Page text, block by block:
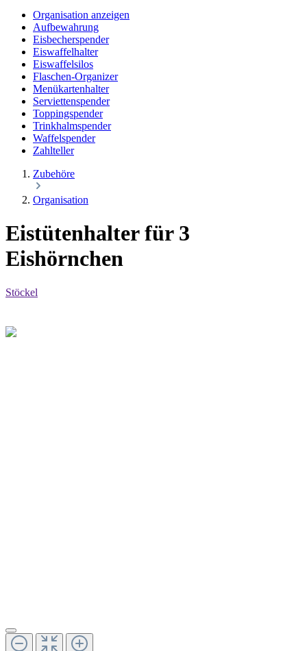
Organisation anzeigen
Aufbewahrung
Eisbecherspender
Eiswaffelhalter
Eiswaffelsilos
Flaschen-Organizer
Menükartenhalter
Serviettenspender
Toppingspender
Trinkhalmspender
Waffelspender
Zahlteller
Zubehöre
Organisation
Eistütenhalter für 3
Eishörnchen
Stöckel